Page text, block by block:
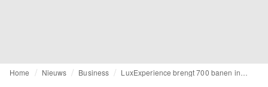
Home Nieuws Business